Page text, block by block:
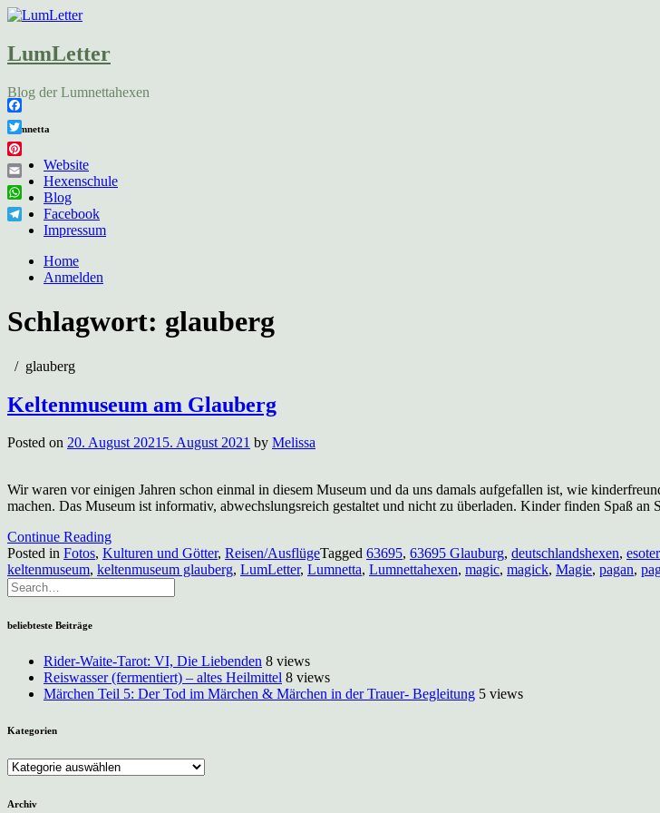
LumLetter
Blog der Lumnettahexen
Lumnetta
Website
Hexenschule
Blog
Facebook
Impressum
Home
Anmelden
Schlagwort: glauberg
glauberg
Keltenmuseum am Glauberg
Posted on 20. August 20215. August 2021 by Melissa
Wir waren vor einigen Jahren schon einmal in diesem Museum und da uns damals aufgefallen ist, wie
machen. Das Museum ist informativ, abwechslungsreich gestaltet und nicht zu überladen. Kinder finden Spaß
Continue Reading
Posted in Fotos, Kulturen und Götter, Reisen/AusflügeTagged 63695, 63695 Glauburg, deutschlandshexen,
keltenmuseum, keltenmuseum glauberg, LumLetter, Lumnetta, Lumnettahexen, magic, magick, Magie, pagan,
beliebteste Beiträge
Rider-Waite-Tarot: VI, Die Liebenden 8 views
Reiswasser (fermentiert) – altes Heilmittel 8 views
Märchen Teil 5: Der Tod im Märchen & Märchen in der Trauer- Begleitung 5 views
Kategorien
Kategorien
Archiv
Facebook
Twitter
Pinterest
Email
WhatsApp
Telegram